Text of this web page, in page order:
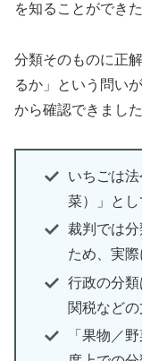
を知ることができ
分類そのものに正
るか」という問い
から確認できました
いちごは
菜）」とし
裁判では
ため、実際
行政の分類
関税などの
「果物／